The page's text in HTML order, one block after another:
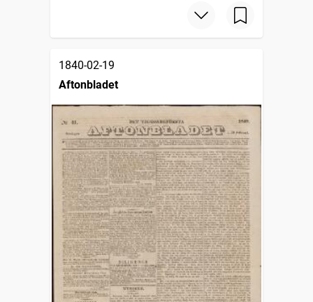
1840-02-19
Aftonbladet